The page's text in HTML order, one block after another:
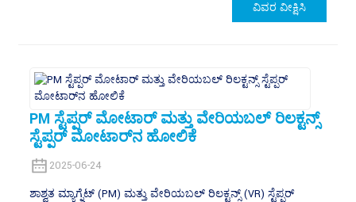
ವಿವರ ವೀಕ್ಷಿಸಿ
PM ಸ್ಟೆಪ್ಪರ್ ಮೋಟಾರ್ ಮತ್ತು ವೇರಿಯಬಲ್ ರಿಲಕ್ಟನ್ಸ್
ಸ್ಟೆಪ್ಪರ್ ಮೋಟಾರ್‌ನ ಹೋಲಿಕೆ
2025-06-24
ಶಾಶ್ವತ ಮ್ಯಾಗ್ನೆಟ್ (PM) ಮತ್ತು ವೇರಿಯಬಲ್ ರಿಲಕ್ಟನ್ಸ್ (VR) ಸ್ಟೆಪ್ಪರ್